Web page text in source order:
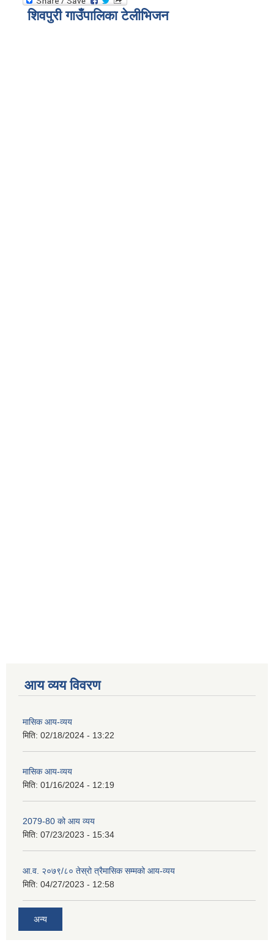
शिवपुरी गाउँपालिका टेलीभिजन
आय व्यय विवरण
मासिक आय-व्यय
मिति: 02/18/2024 - 13:22
मासिक आय-व्यय
मिति: 01/16/2024 - 12:19
2079-80 को आय व्यय
मिति: 07/23/2023 - 15:34
आ.व. २०७९/८० तेस्रो त्रैमासिक सम्मको आय-व्यय
मिति: 04/27/2023 - 12:58
अन्य